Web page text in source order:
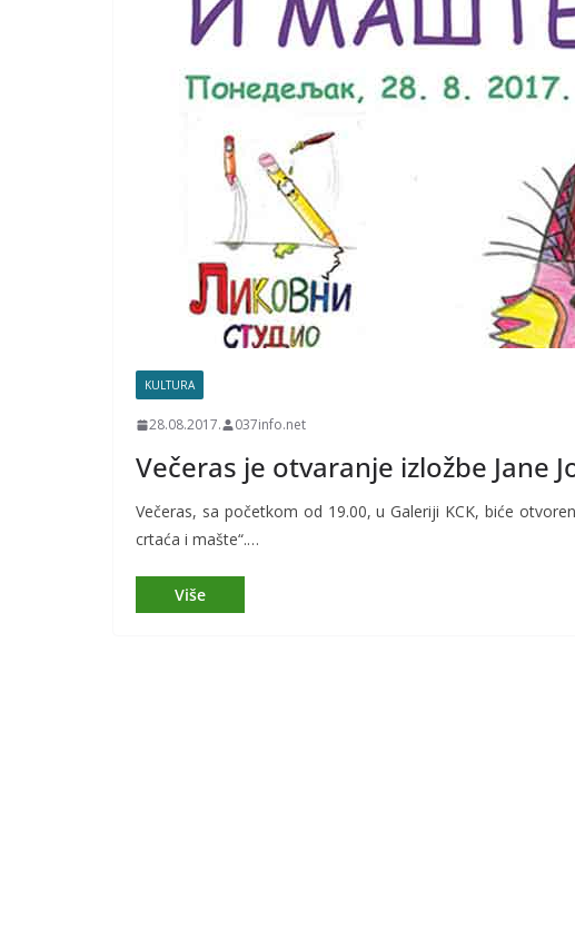
KULTURA
28.08.2017. 037info.net
Večeras je otvaranje izložbe Jane
Večeras, sa početkom od 19.00, u Galeriji KCK, biće
crtaća i mašte“.…